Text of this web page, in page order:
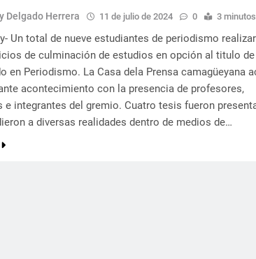
Delgado Herrera 11 de julio de 2024 0 3 minutos
Un total de nueve estudiantes de periodismo
de culminación de estudios en opción al titulo de
en Periodismo. La Casa dela Prensa camagüeyana
acontecimiento con la presencia de profesores,
e integrantes del gremio. Cuatro tesis fueron
a diversas realidades dentro de medios de…